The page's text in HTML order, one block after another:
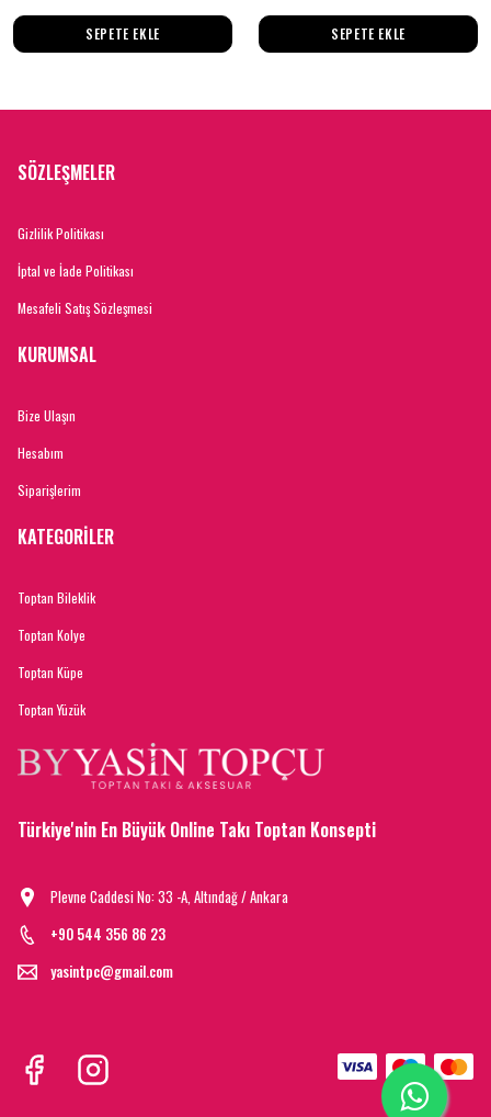
SEPETE EKLE SEPETE EKLE
SÖZLEŞMELER
Gizlilik Politikası
İptal ve İade Politikası
Mesafeli Satış Sözleşmesi
KURUMSAL
Bize Ulaşın
Hesabım
Siparişlerim
KATEGORİLER
Toptan Bileklik
Toptan Kolye
Toptan Küpe
Toptan Yüzük
Türkiye'nin En Büyük Online Takı Toptan Konsepti
Plevne Caddesi No: 33 -A, Altındağ / Ankara
+90 544 356 86 23
yasintpc@gmail.com